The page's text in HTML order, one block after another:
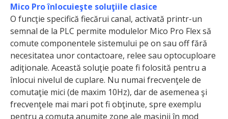
Mico Pro înlocuieşte soluţiile clasice
O funcţie specifică fiecărui canal, activată printr-un
semnal de la PLC permite modulelor Mico Pro Flex să
comute componentele sistemului pe on sau off fără
necesitatea unor contactoare, relee sau optocuploare
adiţionale. Această soluţie poate fi folosită pentru a
înlocui nivelul de cuplare. Nu numai frecvenţele de
comutaţie mici (de maxim 10Hz), dar de asemenea şi
frecvenţele mai mari pot fi obţinute, spre exemplu
pentru a comuta anumite zone ale maşinii în mod